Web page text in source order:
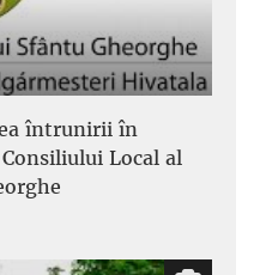
întrunirii în
Local al